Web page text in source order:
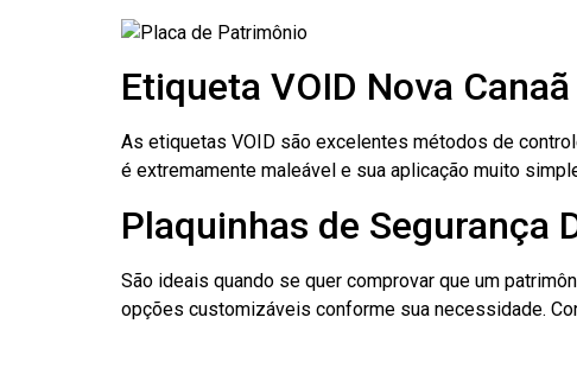
Etiqueta VOID Nova
As etiquetas VOID são excelentes métodos de
é extremamente maleável e sua aplicação muito
Plaquinhas de Segurança
São ideais quando se quer comprovar que um
opções customizáveis conforme sua necessidade.